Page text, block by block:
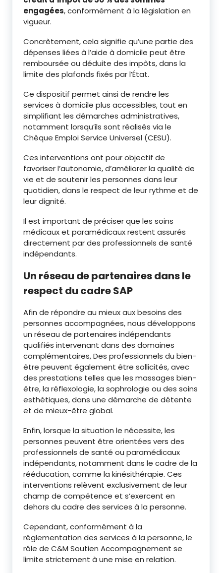
engagées, conformément à la législation en
vigueur.
Concrètement, cela signifie qu’une partie des
dépenses liées à l’aide à domicile peut être
remboursée ou déduite des impôts, dans la
limite des plafonds fixés par l’État.
Ce dispositif permet ainsi de rendre les
services à domicile plus accessibles, tout en
simplifiant les démarches administratives,
notamment lorsqu’ils sont réalisés via le
Chèque Emploi Service Universel (CESU).
Ces interventions ont pour objectif de
favoriser l’autonomie, d’améliorer la qualité de
vie et de soutenir les personnes dans leur
quotidien, dans le respect de leur rythme et de
leur dignité.
Il est important de préciser que les soins
médicaux et paramédicaux restent assurés
directement par des professionnels de santé
indépendants.
Un réseau de partenaires dans le
respect du cadre SAP
Afin de répondre au mieux aux besoins des
personnes accompagnées, nous développons
un réseau de partenaires indépendants
qualifiés intervenant dans des domaines
complémentaires, Des professionnels du bien-
être peuvent également être sollicités, avec
des prestations telles que les massages bien-
être, la réflexologie, la sophrologie ou des soins
esthétiques, dans une démarche de détente
et de mieux-être global.
Enfin, lorsque la situation le nécessite, les
personnes peuvent être orientées vers des
professionnels de santé ou paramédicaux
indépendants, notamment dans le cadre de la
rééducation, comme la kinésithérapie. Ces
interventions relèvent exclusivement de leur
champ de compétence et s’exercent en
dehors du cadre des services à la personne.
Cependant, conformément à la
réglementation des services à la personne, le
rôle de C&M Soutien Accompagnement se
limite strictement à une mise en relation.